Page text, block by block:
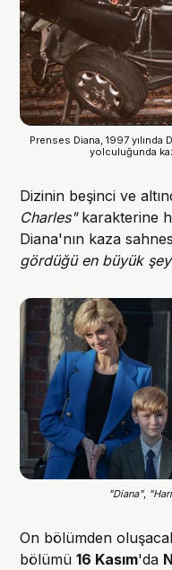
Prenses Diana, 1997 yılında
yolculuğunda
Dizinin beşinci ve
Charles"karakterine
Diana'nın kaza
gördüğü en büyük
"Diana",
On bölümden
bölümü16 Kasım'da